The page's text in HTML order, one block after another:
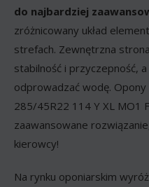
do najbardziej
zróżnicowany układ
strefach. Zewnętrzna
stabilność i przyczepność,
odprowadzać wodę.
285/45R22 114 Y XL MO1
zaawansowane
kierowcy!
Na rynku oponiarskim